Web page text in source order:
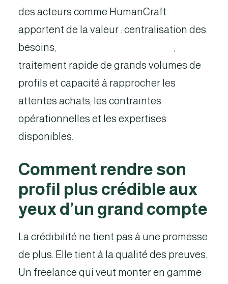
des acteurs comme HumanCraft
apportent de la valeur : centralisation des
besoins,
traitement rapide de grands volumes de
profils et capacité à rapprocher les
attentes achats, les contraintes
opérationnelles et les expertises
disponibles.
Comment rendre son
profil plus crédible aux
yeux d’un grand compte
La crédibilité ne tient pas à une promesse
de plus. Elle tient à la qualité des preuves.
Un freelance qui veut monter en gamme